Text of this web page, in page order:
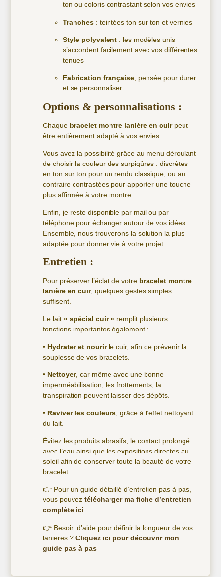
ton ou coloris contrastant selon vos envies
Tranches : teintées ton sur ton et vernies
Style polyvalent : les modèles unis
s’accordent facilement avec vos différentes
tenues
Fabrication française, pensée pour durer
et se personnaliser
Options & personnalisations :
Chaque bracelet montre lanière en cuirpeut
être entièrement adapté à vos envies.
Vous avez la possibilité grâce au menu déroulant
de choisir la couleur des surpiqûres : discrètes
en ton sur ton pour un rendu classique, ou au
contraire contrastées pour apporter une touche
plus affirmée à votre montre.
Enfin, je reste disponible par mail ou par
téléphone pour échanger autour de vos idées.
Ensemble, nous trouverons la solution la plus
adaptée pour donner vie à votre projet…
Entretien :
Pour préserver l’éclat de votre bracelet montre
lanière en cuir, quelques gestes simples
suffisent.
Le lait« spécial cuir » remplit plusieurs
fonctions importantes également :
• Hydrater et nourir le cuir, afin de prévenir la
souplesse de vos bracelets.
• Nettoyer, car même avec une bonne
imperméabilisation, les frottements, la
transpiration peuvent laisser des dépôts.
• Raviver les couleurs , grâce à l’effet nettoyant
du lait.
Évitez les produits abrasifs, le contact prolongé
avec l’eau ainsi que les expositions directes au
soleil afin de conserver toute la beauté de votre
bracelet.
👉 Pour un guide détaillé d’entretien pas à pas,
vous pouveztélécharger ma fiche d’entretien
complète ici
👉 Besoin d’aide pour définir la longueur de vos
lanières ?Cliquez ici pour découvrir mon
guide pas à pas